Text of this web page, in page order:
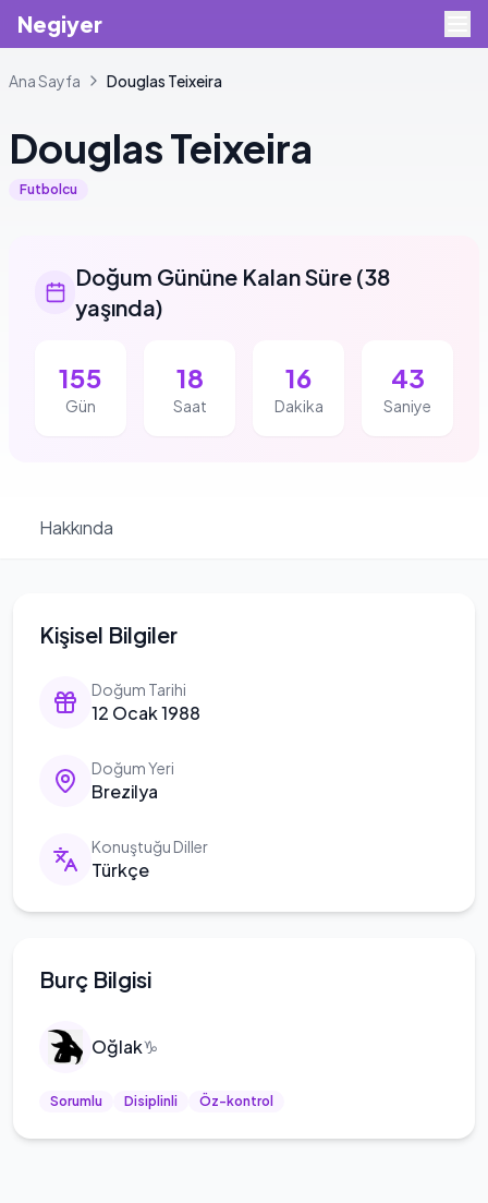
Negiyer
Ana Sayfa Douglas Teixeira
DouglasTeixeira
Futbolcu
Doğum Gününe Kalan Süre (38
yaşında)
155
Gün
18
Saat
16
Dakika
43
Saniye
Hakkında
Kişisel Bilgiler
Doğum Tarihi
12 Ocak 1988
Doğum Yeri
Brezilya
Konuştuğu Diller
Türkçe
Burç Bilgisi
Oğlak♑
Sorumlu Disiplinli Öz-kontrol